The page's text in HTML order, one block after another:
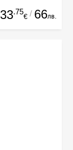
33.75
€ / 66лв.